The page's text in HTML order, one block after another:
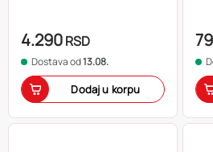
4.290RSD
Dostava od13.08.
Dodaj u korpu